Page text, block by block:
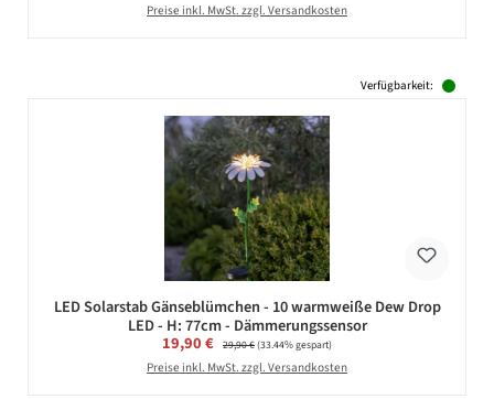
Preise inkl. MwSt. zzgl. Versandkosten
Verfügbarkeit:
LED Solarstab Gänseblümchen - 10 warmweiße Dew Drop
LED - H: 77cm - Dämmerungssensor
Verkaufspreis:
19,90 € Regulärer Preis:
29,90 €(33.44% gespart)
Preise inkl. MwSt. zzgl. Versandkosten